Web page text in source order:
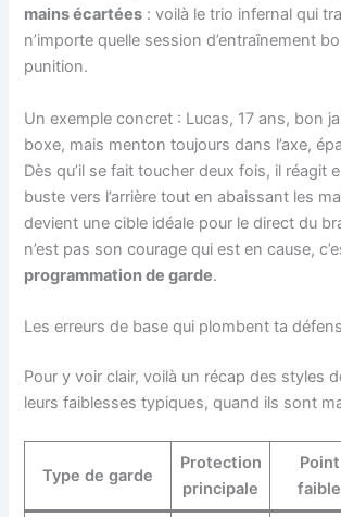
mains écartées : voilà le trio infernal qui
n’importe quelle session d’entraînement
punition.
Un exemple concret : Lucas, 17 ans, bon
boxe, mais menton toujours dans l’axe,
Dès qu’il se fait toucher deux fois, il réagit
buste vers l’arrière tout en abaissant les
devient une cible idéale pour le direct du
n’est pas son courage qui est en cause,
programmation de garde.
Les erreurs de base qui plombent ta
Pour y voir clair, voilà un récap des styles
leurs faiblesses typiques, quand ils sont
Type de garde
Protection
principale
Point
faible